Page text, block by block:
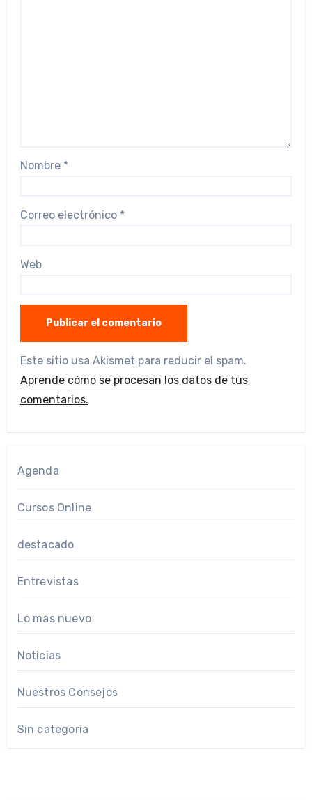
Nombre *
Correo electrónico *
Web
Este sitio usa Akismet para reducir el spam.
Aprende cómo se procesan los datos de tus
comentarios.
Agenda
Cursos Online
destacado
Entrevistas
Lo mas nuevo
Noticias
Nuestros Consejos
Sin categoría